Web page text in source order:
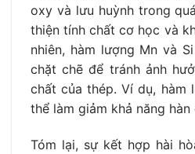
oxy và lưu huỳnh trong
thiện tính chất cơ học và
nhiên, hàm lượng Mn và
chặt chẽ để tránh ảnh
chất của thép. Ví dụ, hàm
thể làm giảm khả năng hàn
Tóm lại, sự kết hợp hài